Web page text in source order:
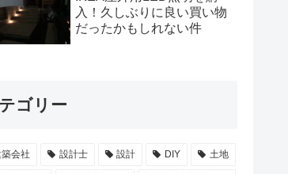
入！久しぶりに良い買い物
だったかもしれない件
ゴリー
会社 設計士 設計 DIY 土地